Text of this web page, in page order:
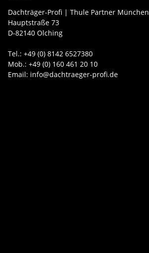
Dachträger-Profi | Thule Partner München
Hauptstraße 73
D-82140 Olching
Tel.: +49 (0) 8142 6527380
Mob.: +49 (0) 160 461 20 10
Email: info@dachtraeger-profi.de